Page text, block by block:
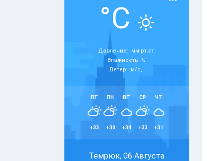
°C
Давление: мм рт.ст.
Влажность: %
Ветер: м/с,
ПТ
+33
ПН
+30
ВТ
+34
СР
+33
ЧТ
+31
Темрюк, 06 Августа